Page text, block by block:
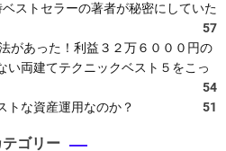
ストセラーの著者が秘密にしていた
57
があった！利益３２万６０００円の
い両建てテクニックベスト５をこっ
54
トな資産運用なのか？
51
テゴリー